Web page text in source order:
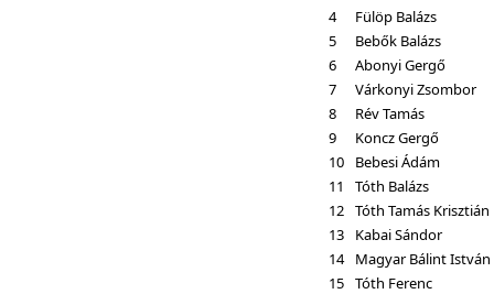
4
Fülöp Balázs
5
Bebők Balázs
6
Abonyi Gergő
7
Várkonyi Zsombor
8
Rév Tamás
9
Koncz Gergő
10
Bebesi Ádám
11
Tóth Balázs
12 Tóth Tamás Krisztián
13
Kabai Sándor
14 Magyar Bálint István
15 Tóth Ferenc